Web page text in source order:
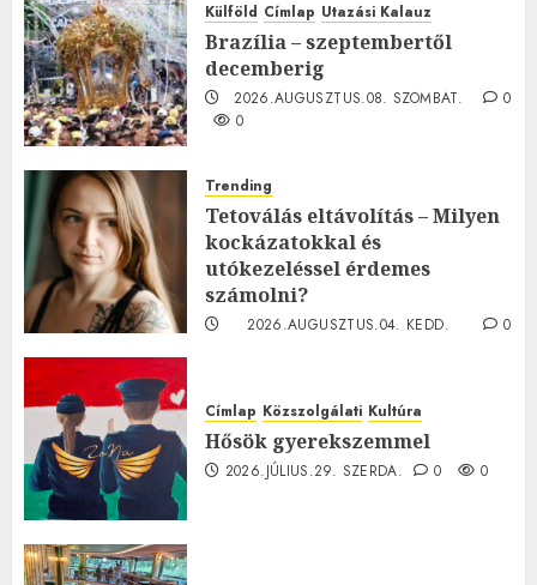
Külföld Címlap Utazási Kalauz
Brazília – szeptembertől
decemberig
2026.AUGUSZTUS.08. SZOMBAT.
0
0
Trending
Tetoválás eltávolítás – Milyen
kockázatokkal és
utókezeléssel érdemes
számolni?
2026.AUGUSZTUS.04. KEDD.
0
Címlap Közszolgálati Kultúra
Hősök gyerekszemmel
2026.JÚLIUS.29. SZERDA. 0 0